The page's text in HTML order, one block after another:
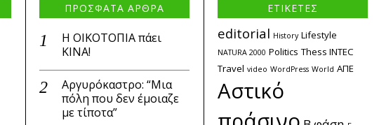
ΠΡΟΣΦΑΤΑ ΑΡΘΡΑ
Η ΟΙΚΟΤΟΠΙΑ πάει
ΚΙΝΑ!
Αργυρόκαστρο: “Μια
πόλη που δεν έμοιαζε
με τίποτα”
ΕΤΙΚΕΤΕΣ
editorial History Lifestyle
NATURA 2000 Politics Thess INTEC
Travel video WordPress World ΑΠΕ
Αστικό